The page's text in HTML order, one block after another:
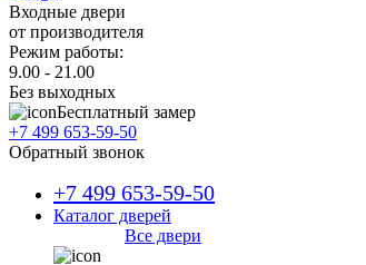
Входные двери
от производителя
Режим работы:
9.00 - 21.00
Без выходных
Бесплатный замер
+7 499 653-59-50
Обратный звонок
+7 499 653-59-50
Каталог дверей
Все двери